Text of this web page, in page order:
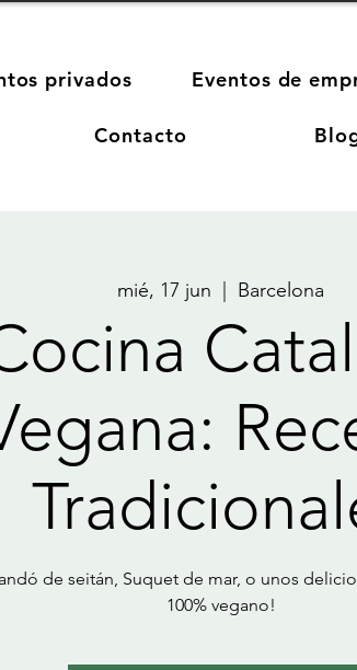
privados Eventos de
Contacto
mié, 17 jun
  |
Barcelona
de seitán, Suquet de mar, o unos
100% vegano!